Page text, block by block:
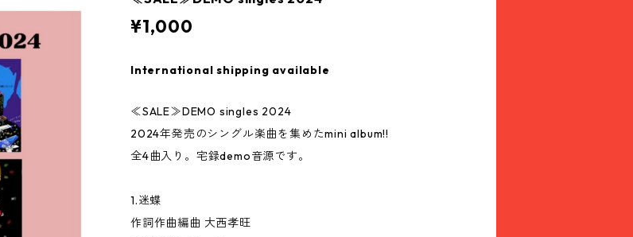
¥1,000
International shipping available
≪SALE≫DEMO singles 2024
2024年発売のシングル楽曲を集めたmini album!!
全4曲入り。宅録demo音源です。
1.迷蝶
作詞作曲編曲 大西孝旺